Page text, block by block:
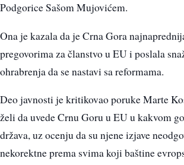
Podgorice Sašom Mujovićem.
Ona je kazala da je Crna Gora
pregovorima za članstvo u EU i poslala
ohrabrenja da se nastavi sa reformama.
Deo javnosti je kritikovao poruke Marte
želi da uvede Crnu Goru u EU u kakvom
država, uz ocenju da su njene izjave
nekorektne prema svima koji baštine